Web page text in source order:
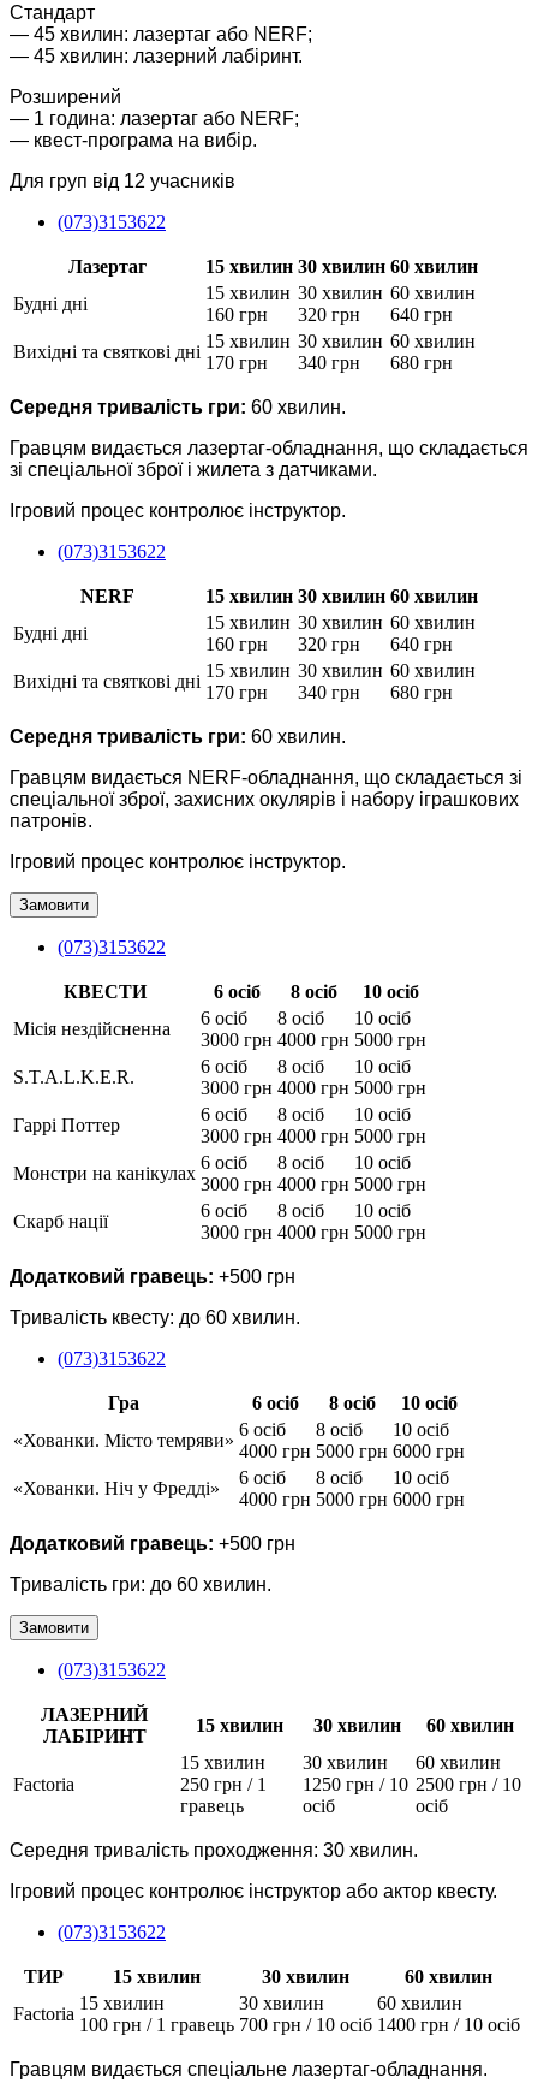
Стандарт
— 45 хвилин: лазертаг або NERF;
— 45 хвилин: лазерний лабіринт.
Розширений
— 1 година: лазертаг або NERF;
— квест-програма на вибір.
Для груп від 12 учасників
(073)3153622
Лазертаг 15 хвилин 30 хвилин 60 хвилин
Будні дні
15 хвилин
160 грн
30 хвилин
320 грн
60 хвилин
640 грн
Вихідні та святкові дні
15 хвилин
170 грн
30 хвилин
340 грн
60 хвилин
680 грн
Середня тривалість гри: 60 хвилин.
Гравцям видається лазертаг-обладнання, що складається
зі спеціальної зброї і жилета з датчиками.
Ігровий процес контролює інструктор.
(073)3153622
NERF 15 хвилин 30 хвилин 60 хвилин
Будні дні
15 хвилин
160 грн
30 хвилин
320 грн
60 хвилин
640 грн
Вихідні та святкові дні
15 хвилин
170 грн
30 хвилин
340 грн
60 хвилин
680 грн
Середня тривалість гри: 60 хвилин.
Гравцям видається NERF-обладнання, що складається зі
спеціальної зброї, захисних окулярів і набору іграшкових
патронів.
Ігровий процес контролює інструктор.
Замовити
(073)3153622
КВЕСТИ 6 осіб 8 осіб
10 осіб
Місія нездійсненна
6 осіб
3000 грн
8 осіб
4000 грн
10 осіб
5000 грн
S.T.A.L.K.E.R.
6 осіб
3000 грн
8 осіб
4000 грн
10 осіб
5000 грн
Гаррі Поттер
6 осіб
3000 грн
8 осіб
4000 грн
10 осіб
5000 грн
Монстри на канікулах
6 осіб
3000 грн
8 осіб
4000 грн
10 осіб
5000 грн
Скарб нації
6 осіб
3000 грн
8 осіб
4000 грн
10 осіб
5000 грн
Додатковий гравець: +500 грн
Тривалість квесту: до 60 хвилин.
(073)3153622
Гра 6 осіб 8 осіб
10 осіб
«Хованки. Місто темряви»
6 осіб
4000 грн
8 осіб
5000 грн
10 осіб
6000 грн
«Хованки. Ніч у Фредді»
6 осіб
4000 грн
8 осіб
5000 грн
10 осіб
6000 грн
Додатковий гравець: +500 грн
Тривалість гри: до 60 хвилин.
Замовити
(073)3153622
ЛАЗЕРНИЙ
ЛАБІРИНТ
15 хвилин 30 хвилин 60 хвилин
Factoria
15 хвилин
250 грн / 1
гравець
30 хвилин
1250 грн / 10
осіб
60 хвилин
2500 грн / 10
осіб
Середня тривалість проходження: 30 хвилин.
Ігровий процес контролює інструктор або актор квесту.
(073)3153622
ТИР 15 хвилин 30 хвилин
60 хвилин
Factoria
15 хвилин
100 грн / 1 гравець
30 хвилин
700 грн / 10 осіб
60 хвилин
1400 грн / 10 осіб
Гравцям видається спеціальне лазертаг-обладнання.